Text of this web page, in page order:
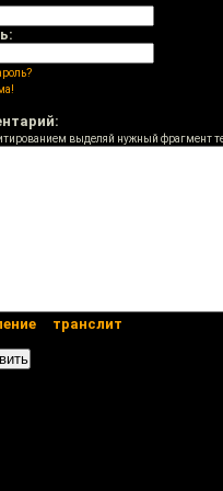
выделяй нужный фрагмент
транслит